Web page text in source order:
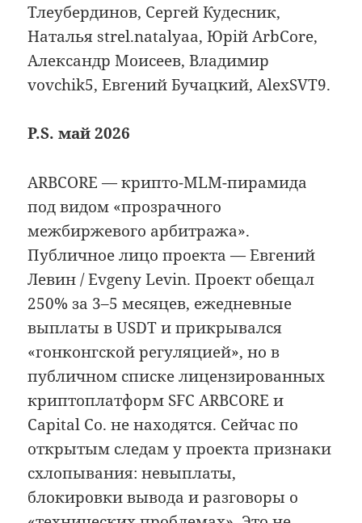
Тлеубердинов, Сергей Кудесник,
Наталья strel.natalyaa, Юрій ArbCore,
Александр Моисеев, Владимир
vovchik5, Евгений Бучацкий, AlexSVT9.
P.S. май 2026
ARBCORE — крипто-MLM-пирамида
под видом «прозрачного
межбиржевого арбитража».
Публичное лицо проекта — Евгений
Левин / Evgeny Levin. Проект обещал
250% за 3–5 месяцев, ежедневные
выплаты в USDT и прикрывался
«гонконгской регуляцией», но в
публичном списке лицензированных
криптоплатформ SFC ARBCORE и
Capital Co. не находятся. Сейчас по
открытым следам у проекта признаки
схлопывания: невыплаты,
блокировки вывода и разговоры о